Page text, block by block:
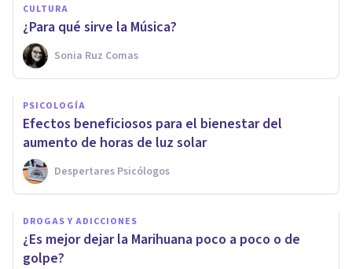
CULTURA
¿Para qué sirve la Música?
Sonia Ruz Comas
PSICOLOGÍA
Efectos beneficiosos para el bienestar del
aumento de horas de luz solar
Despertares Psicólogos
DROGAS Y ADICCIONES
¿Es mejor dejar la Marihuana poco a poco o de
golpe?